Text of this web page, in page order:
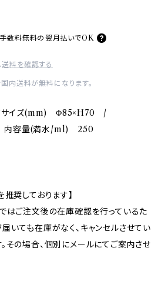
手数料無料の 翌月払いでOK
送料を確認する
内送料が無料になります。
体サイズ(mm) Φ85×H70 /
容量(満水/ml) 250
推奨しております】
はご注文後の在庫確認を行っているた
いても在庫がなく、キャンセルさせてい
その場合、個別にメールにてご案内させ